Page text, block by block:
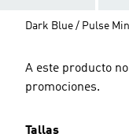
Dark Blue / Pulse
A este producto
promociones.
Tallas